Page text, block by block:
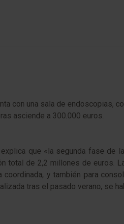
con una sala de endoscopias,
asciende a 300.000 euros.
explica que «la segunda fase de
total de 2,2 millones de euros.
y también para
tras el pasado verano, se